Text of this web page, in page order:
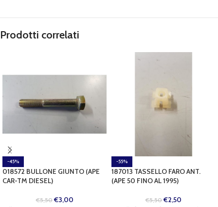
Prodotti correlati
-45%
018572 BULLONE GIUNTO (APE
CAR-TM DIESEL)
€5,50 €3,00
-55%
187013 TASSELLO FARO ANT.
(APE 50 FINO AL 1995)
€5,50 €2,50